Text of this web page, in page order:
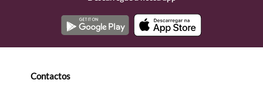
Contactos